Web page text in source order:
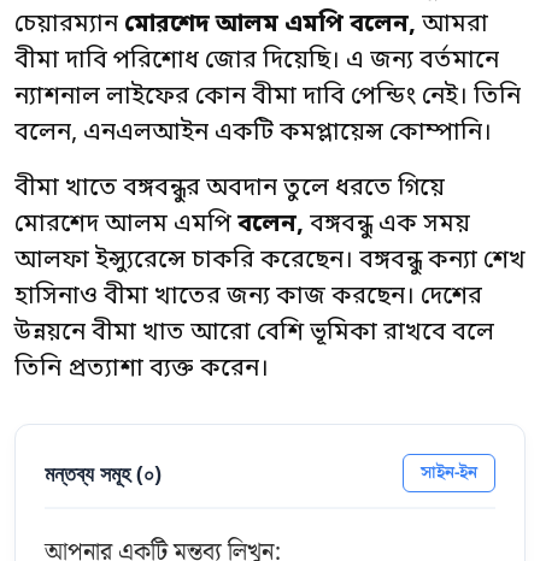
চেয়ারম্যান মোরশেদ আলম এমপি বলেন, আমরা
বীমা দাবি পরিশোধ জোর দিয়েছি। এ জন্য বর্তমানে
ন্যাশনাল লাইফের কোন বীমা দাবি পেন্ডিং নেই। তিনি
বলেন, এনএলআইন একটি কমপ্লায়েন্স কোম্পানি।
বীমা খাতে বঙ্গবন্ধুর অবদান তুলে ধরতে গিয়ে
মোরশেদ আলম এমপিবলেন, বঙ্গবন্ধু এক সময়
আলফা ইন্স্যুরেন্সে চাকরি করেছেন। বঙ্গবন্ধু কন্যা শেখ
হাসিনাও বীমা খাতের জন্য কাজ করছেন। দেশের
উন্নয়নে বীমা খাত আরো বেশি ভূমিকা রাখবে বলে
তিনি প্রত্যাশা ব্যক্ত করেন।
মন্তব্য সমূহ (০) সাইন-ইন
আপনার একটি মন্তব্য লিখুন: